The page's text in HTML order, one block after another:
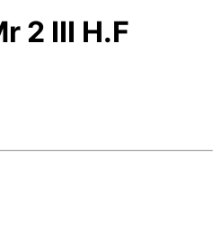
2 III H.F